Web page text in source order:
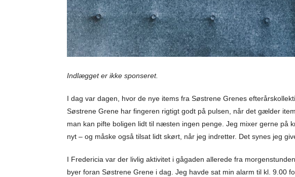
Indlægget er ikke sponseret.
I dag var dagen, hvor de nye items fra Søstrene Grenes
Søstrene Grene har fingeren rigtigt godt på pulsen, når det gælder
man kan pifte boligen lidt til næsten ingen penge. Jeg mixer gerne på
nyt – og måske også tilsat lidt skørt, når jeg indretter. Det synes jeg
I Fredericia var der livlig aktivitet i gågaden allerede fra
byer foran Søstrene Grene i dag. Jeg havde sat min alarm til kl. 9.00